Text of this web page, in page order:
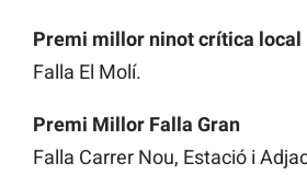
Premi millor ninot crítica local
Falla El Molí.
Premi Millor Falla Gran
Falla Carrer Nou, Estació i